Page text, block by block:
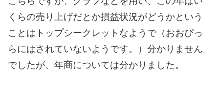
くらの売り上げだとか損益状況がどうかという
ことは トップシークレットなようで （おおぴっ
らにはされていないようです。） 分かりません
でしたが、年商については分かりました。